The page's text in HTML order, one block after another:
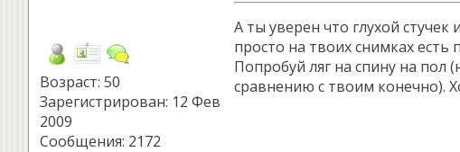
Возраст: 50
Зарегистрирован: 12 Фев
2009
Сообщения: 2172
А ты уверен что глухой
просто на твоих снимках
Попробуй ляг на спину на пол
сравнению с твоим конечно).